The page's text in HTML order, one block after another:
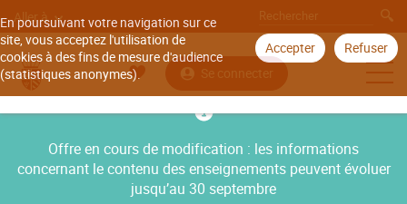
En poursuivant votre navigation sur ce
site, vous acceptez l'utilisation de
cookies à des fins de mesure d'audience
(statistiques anonymes).
Accepter Refuser
Aller à
Se connecter
Offre en cours de modification : les informations
concernant le contenu des enseignements peuvent évoluer
jusqu’au 30 septembre